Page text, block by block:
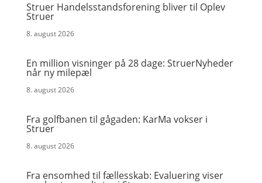
Struer Handelsstandsforening bliver til Oplev
Struer
8. august 2026
En million visninger på 28 dage: StruerNyheder
når ny milepæl
8. august 2026
Fra golfbanen til gågaden: KarMa vokser i
Struer
8. august 2026
Fra ensomhed til fællesskab: Evaluering viser